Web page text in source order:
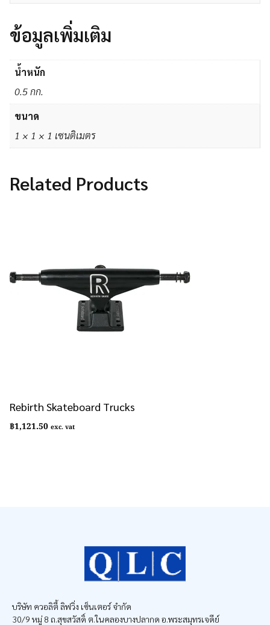
ข้อมูลเพิ่มเติม
น้ำหนัก
0.5 กก.
ขนาด
1 × 1 × 1 เซนติเมตร
Related Products
Rebirth Skateboard Trucks
฿1,121.50 exc. vat
บริษัท ควอลิตี้ ลิฟวิ่ง เซ็นเตอร์ จำกัด
30/9 หมู่ 8 ถ.สุขสวัสดิ์ ต.ในคลองบางปลากด อ.พระสมุทรเจดีย์